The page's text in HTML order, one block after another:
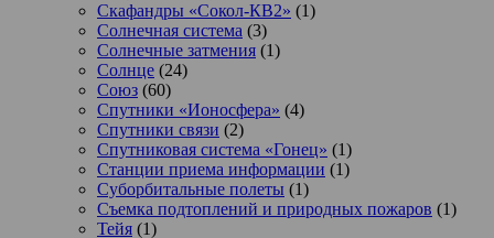
Скафандры «Сокол-КВ2» (1)
Солнечная система (3)
Солнечные затмения (1)
Солнце (24)
Союз (60)
Спутники «Ионосфера» (4)
Спутники связи (2)
Спутниковая система «Гонец» (1)
Станции приема информации (1)
Суборбитальные полеты (1)
Съемка подтоплений и природных пожаров (1)
Тейя (1)